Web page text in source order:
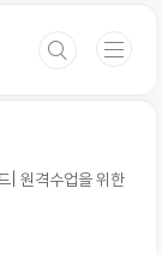
가이드| 원격수업을 위한